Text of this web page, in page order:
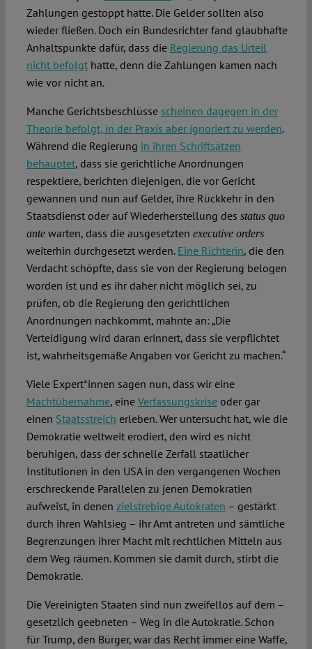
Zahlungen gestoppt hatte. Die Gelder sollten also
wieder fließen. Doch ein Bundesrichter fand glaubhafte
Anhaltspunkte dafür, dass die Regierung das Urteil
nicht befolgthatte, denn die Zahlungen kamen nach
wie vor nicht an.
Manche Gerichtsbeschlüsse scheinen dagegen in der
Theorie befolgt, in der Praxis aber ignoriert zu werden.
Während die Regierung in ihren Schriftsätzen
behauptet, dass sie gerichtliche Anordnungen
respektiere, berichten diejenigen, die vor Gericht
gewannen und nun auf Gelder, ihre Rückkehr in den
Staatsdienst oder auf Wiederherstellung des status quo
antewarten, dass die ausgesetzten executive orders
weiterhin durchgesetzt werden. Eine Richterin, die den
Verdacht schöpfte, dass sie von der Regierung belogen
worden ist und es ihr daher nicht möglich sei, zu
prüfen, ob die Regierung den gerichtlichen
Anordnungen nachkommt, mahnte an: „Die
Verteidigung wird daran erinnert, dass sie verpflichtet
ist, wahrheitsgemäße Angaben vor Gericht zu machen.“
Viele Expert*innen sagen nun, dass wir eine
Machtübernahme, eine Verfassungskriseoder gar
einen Staatsstreich erleben. Wer untersucht hat, wie die
Demokratie weltweit erodiert, den wird es nicht
beruhigen, dass der schnelle Zerfall staatlicher
Institutionen in den USA in den vergangenen Wochen
erschreckende Parallelen zu jenen Demokratien
aufweist, in denen zielstrebige Autokraten – gestärkt
durch ihren Wahlsieg – ihr Amt antreten und sämtliche
Begrenzungen ihrer Macht mit rechtlichen Mitteln aus
dem Weg räumen. Kommen sie damit durch, stirbt die
Demokratie.
Die Vereinigten Staaten sind nun zweifellos auf dem –
gesetzlich geebneten – Weg in die Autokratie. Schon
für Trump, den Bürger, war das Recht immer eine Waffe,